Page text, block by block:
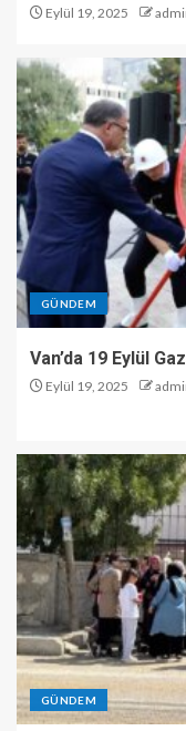
Eylül 19, 2025
GÜNDEM
Van’da 19 Eylül
Eylül 19, 2025
GÜNDEM